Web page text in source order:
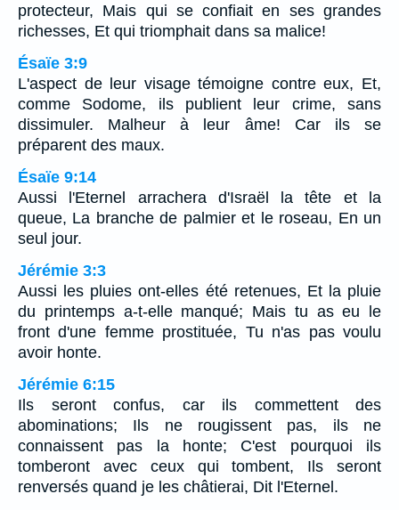
protecteur, Mais qui se confiait en ses grandes
richesses, Et qui triomphait dans sa malice!
Ésaïe 3:9
L'aspect de leur visage témoigne contre eux, Et,
comme Sodome, ils publient leur crime, sans
dissimuler. Malheur à leur âme! Car ils se
préparent des maux.
Ésaïe 9:14
Aussi l'Eternel arrachera d'Israël la tête et la
queue, La branche de palmier et le roseau, En un
seul jour.
Jérémie 3:3
Aussi les pluies ont-elles été retenues, Et la pluie
du printemps a-t-elle manqué; Mais tu as eu le
front d'une femme prostituée, Tu n'as pas voulu
avoir honte.
Jérémie 6:15
Ils seront confus, car ils commettent des
abominations; Ils ne rougissent pas, ils ne
connaissent pas la honte; C'est pourquoi ils
tomberont avec ceux qui tombent, Ils seront
renversés quand je les châtierai, Dit l'Eternel.